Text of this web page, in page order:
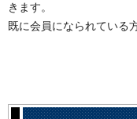
きます。
既に会員になられている